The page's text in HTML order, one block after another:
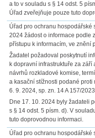
a to v souladu s § 14 odst. 5
Úřad zveřejňuje pouze tuto
Úřad pro ochranu hospodářské
2024 žádost o informace podle
přístupu k informacím, ve znění
Žadatel požadoval poskytnutí
k dopravní infrastruktuře za
návrhů rozkladové komise,
a kasační stížnosti podané proti
6. 9. 2024, sp. zn. 14 A 157/
Dne 17. 10. 2024 byly žadateli
s § 14 odst. 5 písm. d). V
tuto doprovodnou informaci.
Úřad pro ochranu hospodářské